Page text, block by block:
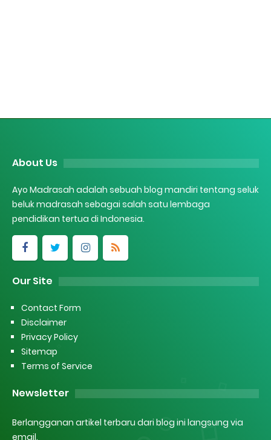
About Us
Ayo Madrasah adalah sebuah blog mandiri tentang seluk
beluk madrasah sebagai salah satu lembaga
pendidikan tertua di Indonesia.
Our Site
Contact Form
Disclaimer
Privacy Policy
Sitemap
Terms of Service
Newsletter
Berlangganan artikel terbaru dari blog ini langsung via
email.